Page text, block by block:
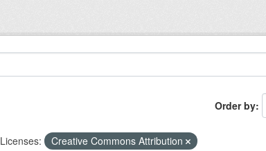
Order by
Licenses:
Creative Commons Attribution